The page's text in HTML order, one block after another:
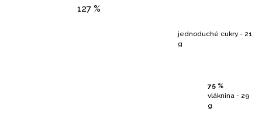
127 %
jednoduché cukry - 21
g
75 %
vláknina - 29
g